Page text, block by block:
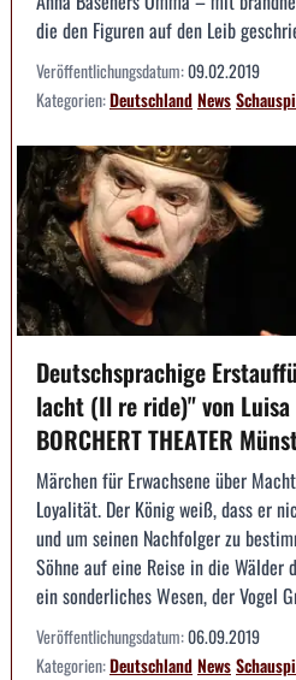
die den Figuren auf den Leib
Veröffentlichungsdatum:09.02.2019
Kategorien:DeutschlandNews
Deutschsprachige
lacht (Il re ride)" von Luisa
BORCHERT THEATER
Märchen für Erwachsene über
Loyalität. Der König weiß, dass er
und um seinen Nachfolger zu
Söhne auf eine Reise in die Wälder
ein sonderliches Wesen, der Vogel
Veröffentlichungsdatum:06.09.2019
Kategorien:DeutschlandNews